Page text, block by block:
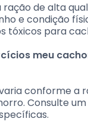
de alta
e condição
tóxicos para
meu
conforme a
Consulte